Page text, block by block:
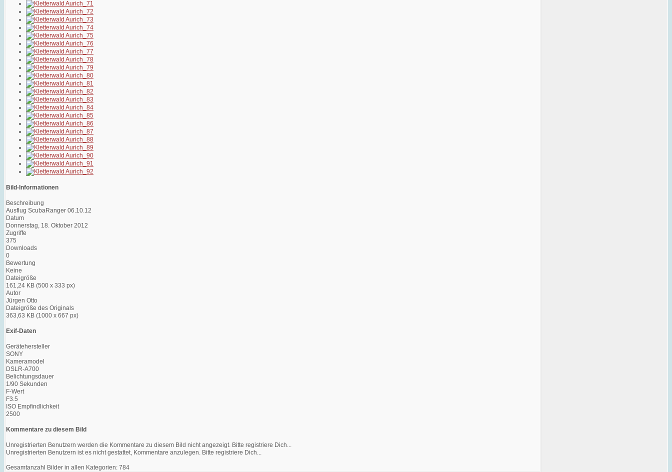
Bild-Informationen
Beschreibung
Ausflug ScubaRanger 06.10.12
Datum
Donnerstag, 18. Oktober 2012
Zugriffe
375
Downloads
0
Bewertung
Keine
Dateigröße
161,24 KB (500 x 333 px)
Autor
Jürgen Otto
Dateigröße des Originals
363,63 KB (1000 x 667 px)
Exif-Daten
Gerätehersteller
SONY
Kameramodel
DSLR-A700
Belichtungsdauer
1/90 Sekunden
F-Wert
F3.5
ISO Empfindlichkeit
2500
Kommentare zu diesem Bild
Unregistrierten Benutzern werden die Kommentare zu diesem Bild nicht angezeigt. Bitte registriere Dich...
Unregistrierten Benutzern ist es nicht gestattet, Kommentare anzulegen. Bitte registriere Dich...
Gesamtanzahl Bilder in allen Kategorien: 784